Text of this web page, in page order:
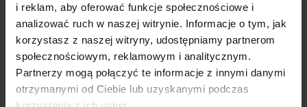
i reklam, aby oferować funkcje społecznościowe i
analizować ruch w naszej witrynie. Informacje o tym, jak
korzystasz z naszej witryny, udostępniamy partnerom
społecznościowym, reklamowym i analitycznym.
Partnerzy mogą połączyć te informacje z innymi danymi
otrzymanymi od Ciebie lub uzyskanymi podczas
Zapytaj o produkt
Opis